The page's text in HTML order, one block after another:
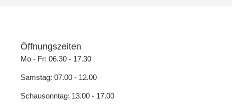
Öffnungszeiten
Mo - Fr: 06.30 - 17.30
Samstag: 07.00 - 12.00
Schausonntag: 13.00 - 17.00